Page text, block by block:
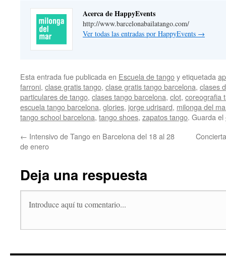
Acerca de HappyEvents
http://www.barcelonabailatango.com/
Ver todas las entradas por HappyEvents →
Esta entrada fue publicada en Escuela de tangoy etiquetada
farroni, clase gratis tango, clase gratis tango barcelona, clases
particulares de tango, clases tango barcelona, clot, coreografia
escuela tango barcelona, glories, jorge udrisard, milonga del
tango school barcelona, tango shoes, zapatos tango. Guarda el
← Intensivo de Tango en Barcelona del 18 al 28
de enero
Deja una respuesta